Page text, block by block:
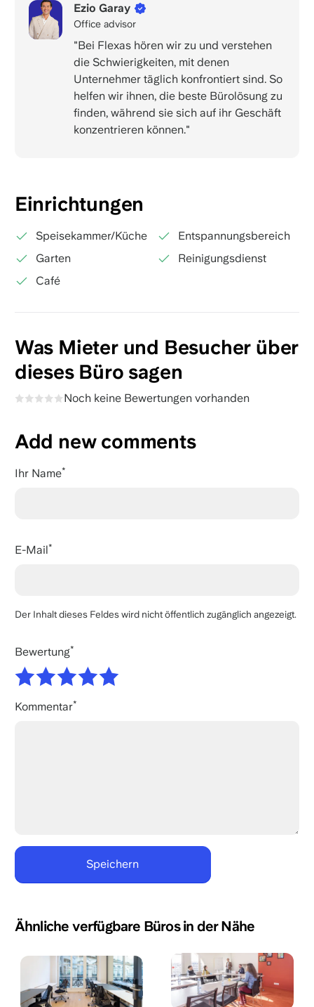
Ezio Garay
Office advisor
"Bei Flexas hören wir zu und verstehen
die Schwierigkeiten, mit denen
Unternehmer täglich konfrontiert sind. So
helfen wir ihnen, die beste Bürolösung zu
finden, während sie sich auf ihr Geschäft
konzentrieren können."
Einrichtungen
Speisekammer/Küche
Entspannungsbereich
Garten
Reinigungsdienst
Café
Was Mieter und Besucher über
dieses Büro sagen
Noch keine Bewertungen vorhanden
Add new comments
Ihr Name
E-Mail
Der Inhalt dieses Feldes wird nicht öffentlich zugänglich angezeigt.
Bewertung
Kommentar
Ähnliche verfügbare Büros in der Nähe